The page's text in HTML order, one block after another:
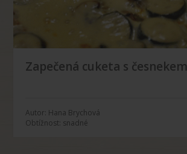
Zapečená cuketa s česnekem
Autor: Hana Brychová
Obtížnost: snadné